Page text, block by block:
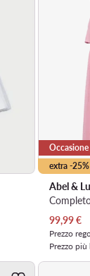
extra -
Occasione
Abel &
Prezzo
99,99€
Prezzo
Prezzo più